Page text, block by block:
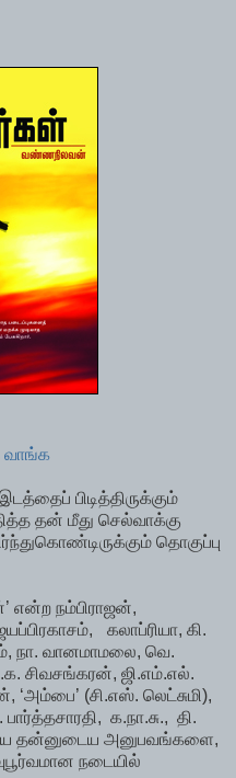
வாங்க
பிடித்திருக்கும்
தன் மீது செல்வாக்கு
தொகுப்பு
என்ற நம்பிராஜன்,
கலாப்ரியா, கி.
நா. வானமாமலை, வெ.
சிவசங்கரன், ஜி.எம்.எல்.
‘அம்பை’ (சி.எஸ். லெட்சுமி),
பார்த்தசாரதி, க.நா.சு., தி.
தன்னுடைய அனுபவங்களை,
நடையில்